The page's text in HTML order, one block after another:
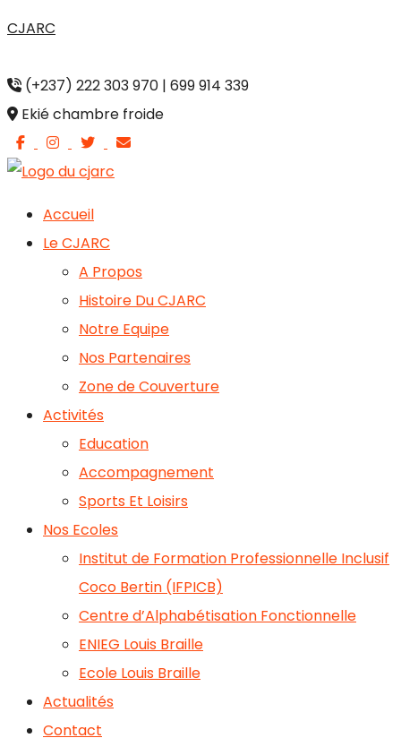
Aller
contenu
CJARC
(+237) 222 303 970 | 699 914 339
Ekié chambre froide
Accueil
Le CJARC
A Propos
Histoire Du CJARC
Notre Equipe
Nos Partenaires
Zone de Couverture
Activités
Education
Accompagnement
Sports Et Loisirs
Nos Ecoles
Institut de Formation Professionnelle Inclusif
Coco Bertin (IFPICB)
Centre d’Alphabétisation Fonctionnelle
ENIEG Louis Braille
Ecole Louis Braille
Actualités
Contact